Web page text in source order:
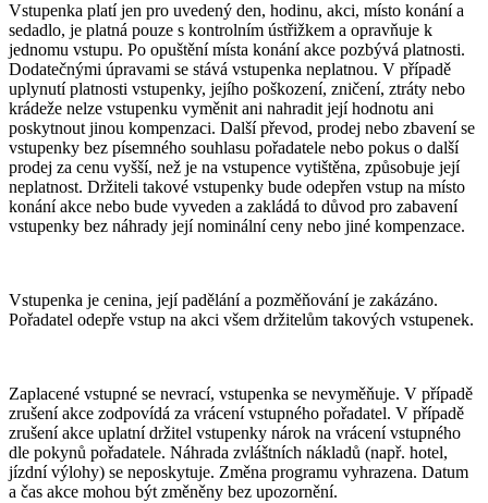
Vstupenka platí jen pro uvedený den, hodinu, akci, místo konání a
sedadlo, je platná pouze s kontrolním ústřižkem a opravňuje k
jednomu vstupu. Po opuštění místa konání akce pozbývá platnosti.
Dodatečnými úpravami se stává vstupenka neplatnou. V případě
uplynutí platnosti vstupenky, jejího poškození, zničení, ztráty nebo
krádeže nelze vstupenku vyměnit ani nahradit její hodnotu ani
poskytnout jinou kompenzaci. Další převod, prodej nebo zbavení se
vstupenky bez písemného souhlasu pořadatele nebo pokus o další
prodej za cenu vyšší, než je na vstupence vytištěna, způsobuje její
neplatnost. Držiteli takové vstupenky bude odepřen vstup na místo
konání akce nebo bude vyveden a zakládá to důvod pro zabavení
vstupenky bez náhrady její nominální ceny nebo jiné kompenzace.
Vstupenka je cenina, její padělání a pozměňování je zakázáno.
Pořadatel odepře vstup na akci všem držitelům takových vstupenek.
Zaplacené vstupné se nevrací, vstupenka se nevyměňuje. V případě
zrušení akce zodpovídá za vrácení vstupného pořadatel. V případě
zrušení akce uplatní držitel vstupenky nárok na vrácení vstupného
dle pokynů pořadatele. Náhrada zvláštních nákladů (např. hotel,
jízdní výlohy) se neposkytuje. Změna programu vyhrazena. Datum
a čas akce mohou být změněny bez upozornění.